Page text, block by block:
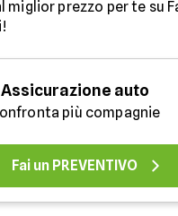
miglior prezzo per te su
Assicurazione auto
più compagnie
Fai un PREVENTIVO